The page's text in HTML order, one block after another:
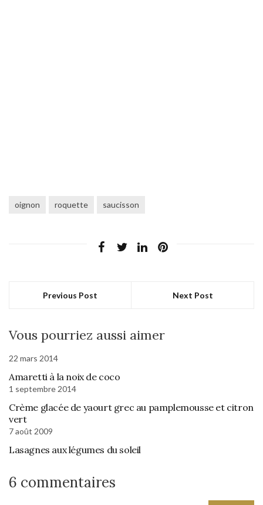
oignon roquette saucisson
Previous Post Next Post
Vous pourriez aussi aimer
22 mars 2014
Amaretti à la noix de coco
1 septembre 2014
Crème glacée de yaourt grec au pamplemousse et citron
vert
7 août 2009
Lasagnes aux légumes du soleil
6 commentaires